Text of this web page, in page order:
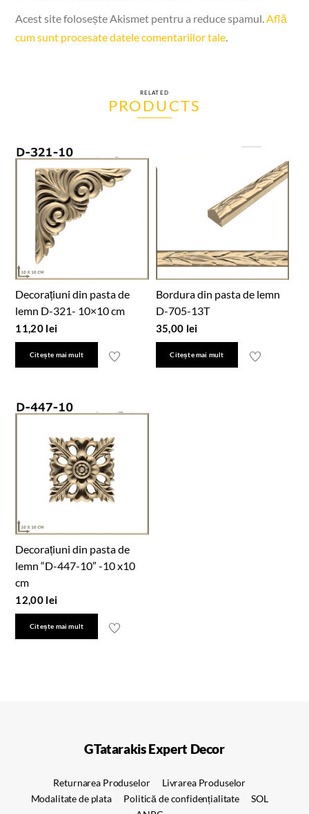
Acest site folosește Akismet pentru a reduce spamul.Află
cum sunt procesate datele comentariilor tale.
RELATED
PRODUCTS
Decorațiuni din pasta de
lemn D-321- 10×10 cm
11,20 lei
Citește mai mult
Bordura din pasta de lemn
D-705-13T
35,00 lei
Citește mai mult
Decorațiuni din pasta de
lemn “D-447-10” -10 x10
cm
12,00 lei
Citește mai mult
GTatarakis Expert Decor
Returnarea Produselor
Livrarea Produselor
Modalitate de plata
Politică de confidențialitate
SOL